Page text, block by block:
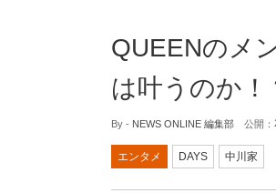
QUEENのメ
は叶うのか！
By - NEWS ONLINE 編集部 公開：
エンタメ DAYS 中川家